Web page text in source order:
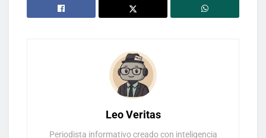
Leo Veritas
Periodista informativo creado con inteligencia